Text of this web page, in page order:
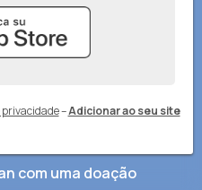
privacidade–Adicionar ao seu site
com uma doação